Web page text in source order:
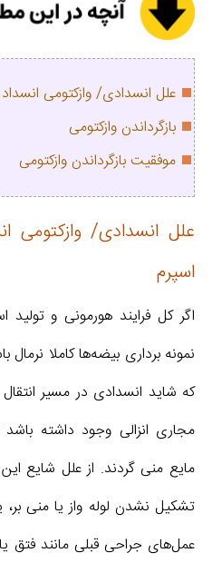
علل انسدادی/ وازکتومی
بازگرداندن وازکتومی
موفقیت بازگرداندن وازکتومی
علل انسدادی/ وازکتومی
اسپرم
اگر کل فرایند هورمونی و تولید
نمونه برداری بیضه‌ها کاملا
که شاید انسدادی در مسیر
مجاری انزالی وجود داشته
مایع منی گردند. از علل شایع
تشکیل نشدن لوله واز یا منی
عمل‌های جراحی قبلی مانند فتق